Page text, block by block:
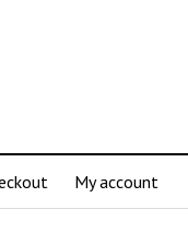
My account